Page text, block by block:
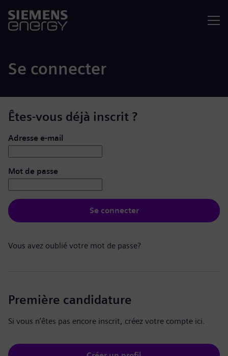
Se connecter
Êtes-vous déjà inscrit ?
Se connecter : nom d’utilisateur et mot de passe
Adresse e-mail
Mot de passe
Se connecter
Vous avez oublié votre mot de passe?
Première candidature
Si vous n’êtes pas encore inscrit, créez votre compte ici.